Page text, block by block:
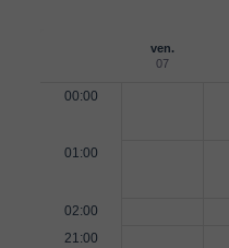
ven.
07
00:00
01:00
02:00
21:00